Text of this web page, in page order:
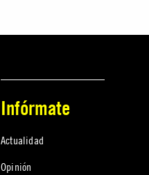
Infórmate
Actualidad
Opinión